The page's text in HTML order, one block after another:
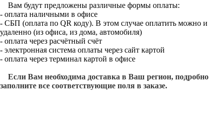
Вам будут предложены различные формы оплаты:
- оплата наличными в офисе
- СБП (оплата по QR коду). В этом случае оплатить можно и
удаленно (из офиса, из дома, автомобиля)
- оплата через расчётный счёт
- электронная система оплаты через сайт картой
- оплата через терминал картой в офисе
Если Вам необходима доставка в Ваш регион, подробно
заполните все соответствующие поля в заказе.